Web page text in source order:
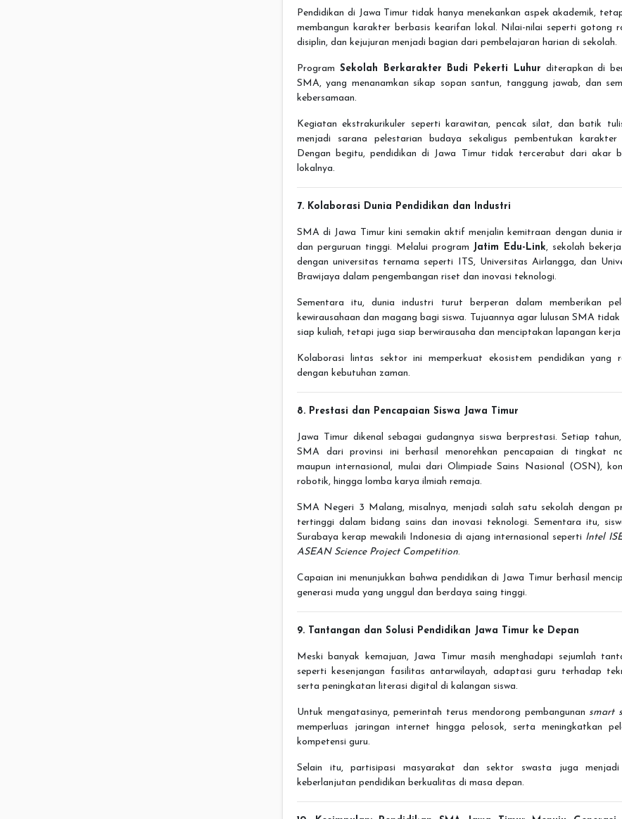
Pendidikan di Jawa Timur tidak hanya menekankan aspek akademik,
membangun karakter berbasis kearifan lokal. Nilai-nilai seperti gotong
disiplin, dan kejujuran menjadi bagian dari pembelajaran harian di sekolah.
Program Sekolah Berkarakter Budi Pekerti Luhur diterapkan di
SMA, yang menanamkan sikap sopan santun, tanggung jawab, dan
kebersamaan.
Kegiatan ekstrakurikuler seperti karawitan, pencak silat, dan batik
menjadi sarana pelestarian budaya sekaligus pembentukan karakter
Dengan begitu, pendidikan di Jawa Timur tidak tercerabut dari akar
lokalnya.
7. Kolaborasi Dunia Pendidikan dan Industri
SMA di Jawa Timur kini semakin aktif menjalin kemitraan dengan dunia
dan perguruan tinggi. Melalui program Jatim Edu-Link, sekolah
dengan universitas ternama seperti ITS, Universitas Airlangga, dan
Brawijaya dalam pengembangan riset dan inovasi teknologi.
Sementara itu, dunia industri turut berperan dalam memberikan
kewirausahaan dan magang bagi siswa. Tujuannya agar lulusan SMA tidak
siap kuliah, tetapi juga siap berwirausaha dan menciptakan lapangan kerja
Kolaborasi lintas sektor ini memperkuat ekosistem pendidikan yang
dengan kebutuhan zaman.
8. Prestasi dan Pencapaian Siswa Jawa Timur
Jawa Timur dikenal sebagai gudangnya siswa berprestasi. Setiap
SMA dari provinsi ini berhasil menorehkan pencapaian di tingkat
maupun internasional, mulai dari Olimpiade Sains Nasional (OSN),
robotik, hingga lomba karya ilmiah remaja.
SMA Negeri 3 Malang, misalnya, menjadi salah satu sekolah dengan
tertinggi dalam bidang sains dan inovasi teknologi. Sementara itu,
Surabaya kerap mewakili Indonesia di ajang internasional seperti Intel
ASEAN Science Project Competition.
Capaian ini menunjukkan bahwa pendidikan di Jawa Timur berhasil
generasi muda yang unggul dan berdaya saing tinggi.
9. Tantangan dan Solusi Pendidikan Jawa Timur ke Depan
Meski banyak kemajuan, Jawa Timur masih menghadapi sejumlah
seperti kesenjangan fasilitas antarwilayah, adaptasi guru terhadap
serta peningkatan literasi digital di kalangan siswa.
Untuk mengatasinya, pemerintah terus mendorong pembangunan smart
memperluas jaringan internet hingga pelosok, serta meningkatkan
kompetensi guru.
Selain itu, partisipasi masyarakat dan sektor swasta juga menjadi
keberlanjutan pendidikan berkualitas di masa depan.